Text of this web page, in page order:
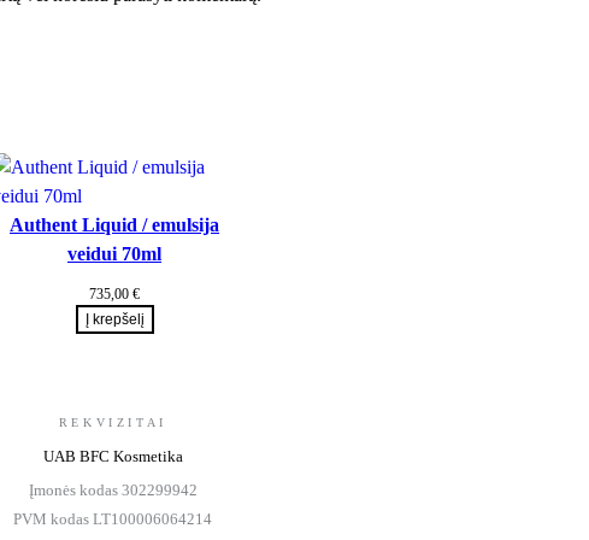
Authent Liquid / emulsija
veidui 70ml
735,00 €
Į krepšelį
REKVIZITAI
UAB BFC Kosmetika
Įmonės kodas 302299942
PVM kodas LT100006064214